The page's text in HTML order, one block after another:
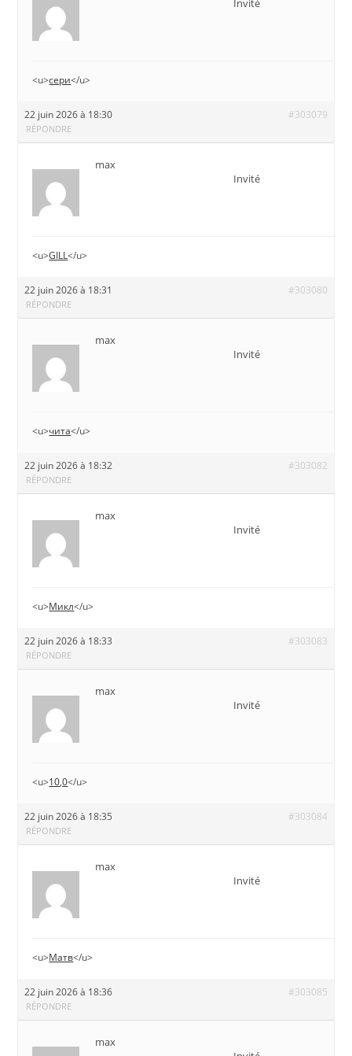
Invité
<u>сери</u>
22 juin 2026 à 18:30 #303079
RÉPONDRE
max
Invité
<u>GILL</u>
22 juin 2026 à 18:31 #303080
RÉPONDRE
max
Invité
<u>чита</u>
22 juin 2026 à 18:32 #303082
RÉPONDRE
max
Invité
<u>Микл</u>
22 juin 2026 à 18:33 #303083
RÉPONDRE
max
Invité
<u>10,0</u>
22 juin 2026 à 18:35 #303084
RÉPONDRE
max
Invité
<u>Матв</u>
22 juin 2026 à 18:36 #303085
RÉPONDRE
max